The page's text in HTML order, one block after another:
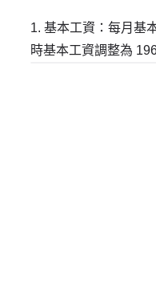
1. 基本工資：每月基
時基本工資調整為